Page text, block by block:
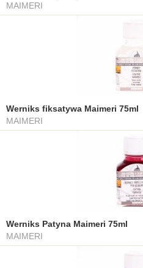
MAIMERI
Werniks fiksatywa Maimeri 75ml
MAIMERI
Werniks Patyna Maimeri 75ml
MAIMERI